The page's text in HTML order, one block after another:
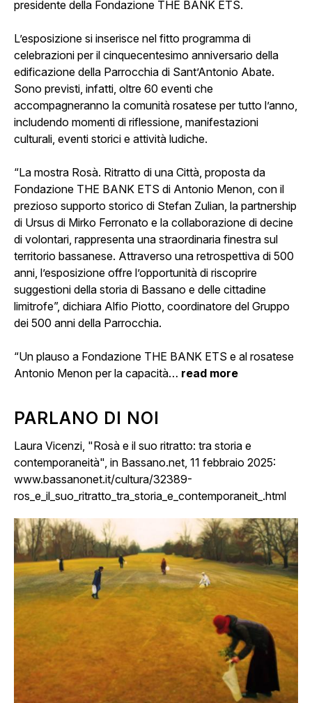
presidente della Fondazione THE BANK ETS.
L’esposizione si inserisce nel fitto programma di
celebrazioni per il cinquecentesimo anniversario della
edificazione della Parrocchia di Sant’Antonio Abate.
Sono previsti, infatti, oltre 60 eventi che
accompagneranno la comunità rosatese per tutto l’anno,
includendo momenti di riflessione, manifestazioni
culturali, eventi storici e attività ludiche.
“La mostra Rosà. Ritratto di una Città, proposta da
Fondazione THE BANK ETS di Antonio Menon, con il
prezioso supporto storico di Stefan Zulian, la partnership
di Ursus di Mirko Ferronato e la collaborazione di decine
di volontari, rappresenta una straordinaria finestra sul
territorio bassanese. Attraverso una retrospettiva di 500
anni, l’esposizione offre l’opportunità di riscoprire
suggestioni della storia di Bassano e delle cittadine
limitrofe”, dichiara Alfio Piotto, coordinatore del Gruppo
dei 500 anni della Parrocchia.
“Un plauso a Fondazione THE BANK ETS e al rosatese
Antonio Menon per la capacità… read more
PARLANO DI NOI
Laura Vicenzi, "Rosà e il suo ritratto: tra storia e
contemporaneità", in Bassano.net, 11 febbraio 2025:
www.bassanonet.it/cultura/32389-
ros_e_il_suo_ritratto_tra_storia_e_contemporaneit_.html